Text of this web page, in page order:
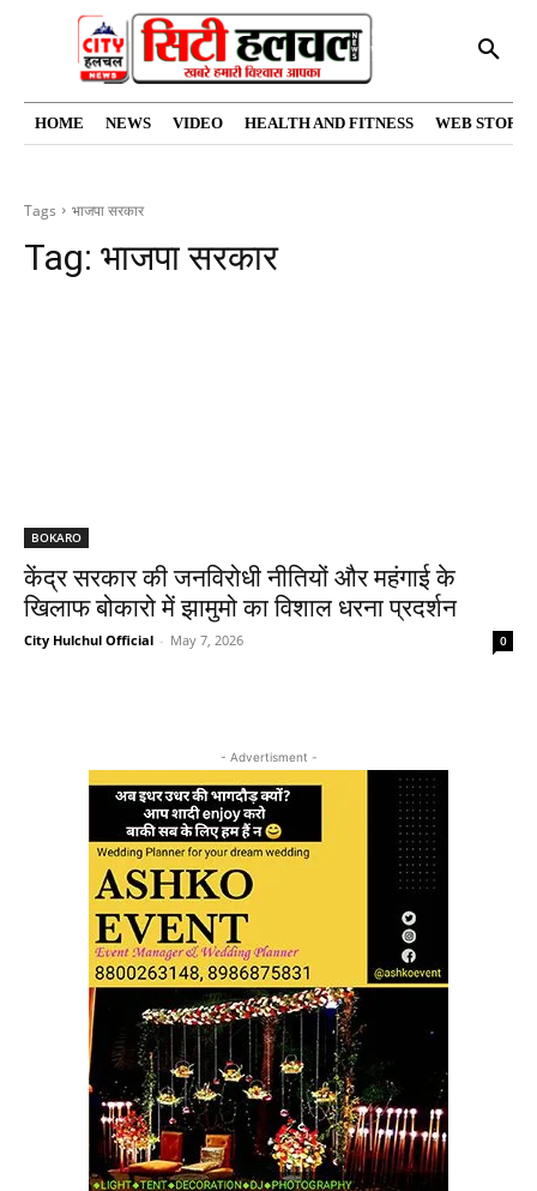
HOME NEWS VIDEO HEALTH AND FITNESS WEB
Tags भाजपा सरकार
Tag: भाजपा सरकार
BOKARO
केंद्र सरकार की जनविरोधी नीतियों और महंगाई के
खिलाफ बोकारो में झामुमो का विशाल धरना प्रदर्शन
City Hulchul Official - May 7, 2026 0
- Advertisment -